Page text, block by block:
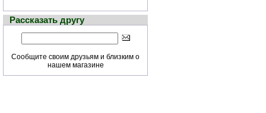
Рассказать другу
Сообщите своим друзьям и близким о
нашем магазине